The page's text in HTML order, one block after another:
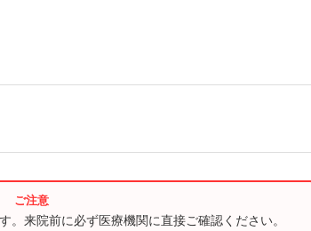
。来院前に必ず医療機関に直接ご確認ください。